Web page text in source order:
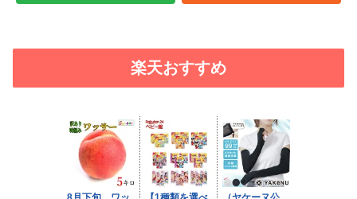
楽天おすすめ